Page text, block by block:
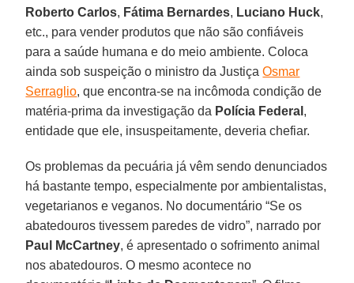
Roberto Carlos, Fátima Bernardes, Luciano Huck,
etc., para vender produtos que não são confiáveis
para a saúde humana e do meio ambiente. Coloca
ainda sob suspeição o ministro da JustiçaOsmar
Serraglio, que encontra-se na incômoda condição de
matéria-prima da investigação da Polícia Federal ,
entidade que ele, insuspeitamente, deveria chefiar.
Os problemas da pecuária já vêm sendo denunciados
há bastante tempo, especialmente por ambientalistas,
vegetarianos e veganos. No documentário “Se os
abatedouros tivessem paredes de vidro”, narrado por
Paul McCartney, é apresentado o sofrimento animal
nos abatedouros. O mesmo acontece no